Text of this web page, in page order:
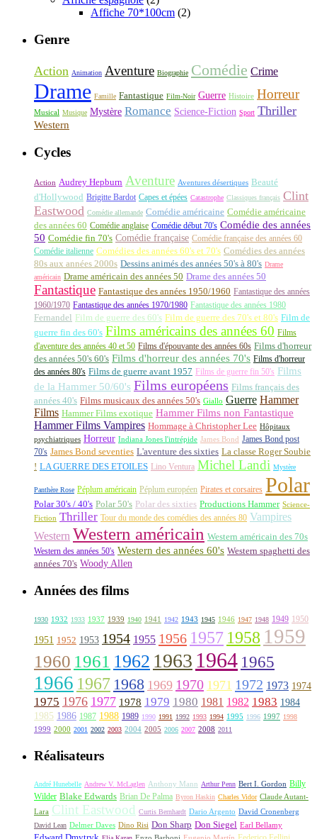
Affiche 70*100cm (2)
Genre
Action Animation Aventure Biographie Comédie Crime
Drame Famille Fantastique Film-Noir Guerre Histoire Horreur
Musical Musique Mystère Romance Science-Fiction Sport Thriller
Western
Cycles
Action Audrey Hepburn Aventure Aventures désertiques Beauté
d'Hollywood Brigitte Bardot Capes et épées Catastrophe Classiques français Clint
Eastwood Comédie allemande Comédie américaine Comédie américaine
des années 60 Comédie anglaise Comédie début 70's Comédie des années
50 Comédie fin 70's Comédie française Comédie française des années 60
Comédie italienne Comédies des années 60's et 70's Comédies des années
80s aux années 2000s Dessins animés des années 50's à 80's Drame
américain Drame américain des années 50 Drame des années 50
Fantastique Fantastique des années 1950/1960 Fantastique des années
1960/1970 Fantastique des années 1970/1980 Fantastique des années 1980
Fernandel Film de guerre des 60's Film de guerre des 70's et 80's Film de
guerre fin des 60's Films américains des années 60 Films
d'aventure des années 40 et 50 Films d'épouvante des années 60s Films d'horreur
des années 50's 60's Films d'horreur des années 70's Films d'horreur
des années 80's Films de guerre avant 1957 Films de guerre fin 50's Films
de la Hammer 50/60's Films européens Films français des
années 40's Films musicaux des années 50's Giallo Guerre Hammer
Films Hammer Films exotique Hammer Films non Fantastique
Hammer Films Vampires Hommage à Christopher Lee Hôpitaux
psychiatriques Horreur Indiana Jones l'intrépide James Bond James Bond post
70's James Bond seventies L'aventure des sixties La classe Roger Soubie
! LA GUERRE DES ETOILES Lino Ventura Michel Landi Mystère
Panthère Rose Péplum américain Péplum européen Pirates et corsaires Polar
Polar 30's / 40's Polar 50's Polar des sixties Productions Hammer Science-
Fiction Thriller Tour du monde des comédies des années 80 Vampires
Western Western américain Western américain des 70s
Western des années 50's Western des années 60's Western spaghetti des
années 70's Woody Allen
Années des films
1930 1932 1933 1937 1939 1940 1941 1942 1943 1945 1946 1947 1948 1949 1950
1951 1952 1953 1954 1955 1956 1957 1958 1959
1960 1961 1962 1963 1964 1965
1966 1967 1968 1969 1970 1971 1972 1973 1974
1975 1976 1977 1978 1979 1980 1981 1982 1983 1984
1985 1986 1987 1988 1989 1990 1991 1992 1993 1994 1995 1996 1997 1998
1999 2000 2001 2002 2003 2004 2005 2006 2007 2008 2011
Réalisateurs
André Hunebelle Andrew V. McLaglen Anthony Mann Arthur Penn Bert I. Gordon Billy
Wilder Blake Edwards Brian De Palma Byron Haskin Charles Vidor Claude Autant-
Lara Clint Eastwood Curtis Bernhardt Dario Argento David Cronenberg
David Lean Delmer Daves Dino Risi Don Sharp Don Siegel Earl Bellamy